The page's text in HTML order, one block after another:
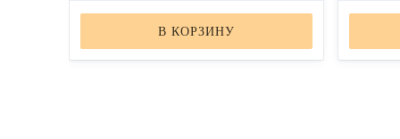
В КОРЗИНУ